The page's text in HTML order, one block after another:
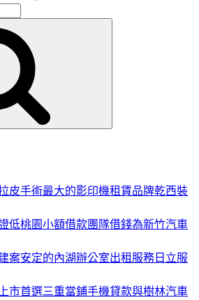
皮手術最大的影印機租賃品牌乾西裝
低桃園小額借款團隊借錢為新竹汽車
案安定的內湖辦公室出租服務日立服
市首選三重當鋪手機貸款與樹林汽車